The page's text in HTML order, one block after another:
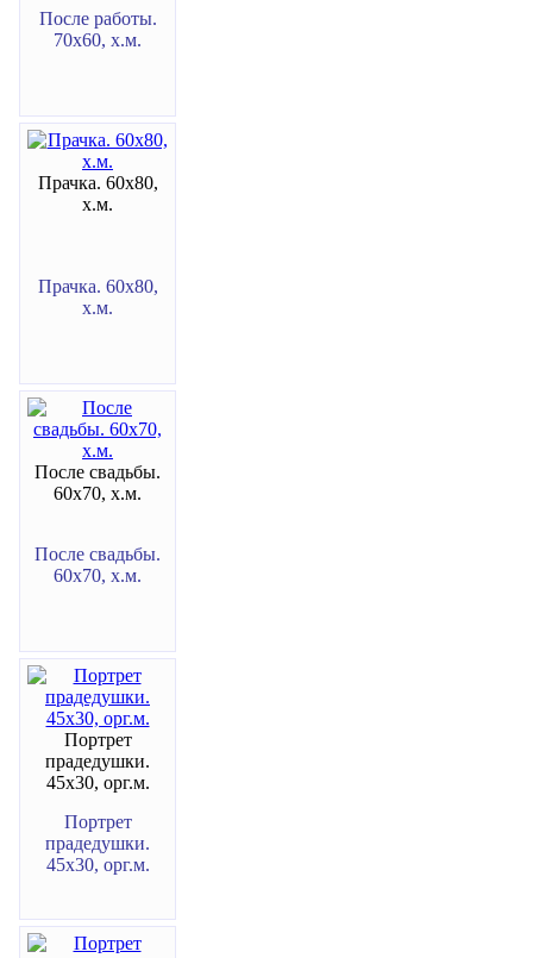
После работы.
70х60, х.м.
Прачка. 60х80,
х.м.
Прачка. 60х80,
х.м.
После свадьбы.
60х70, х.м.
После свадьбы.
60х70, х.м.
Портрет
прадедушки.
45х30, орг.м.
Портрет
прадедушки.
45х30, орг.м.